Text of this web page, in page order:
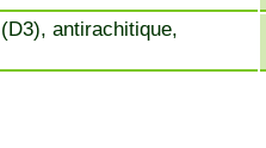
antirachitique,